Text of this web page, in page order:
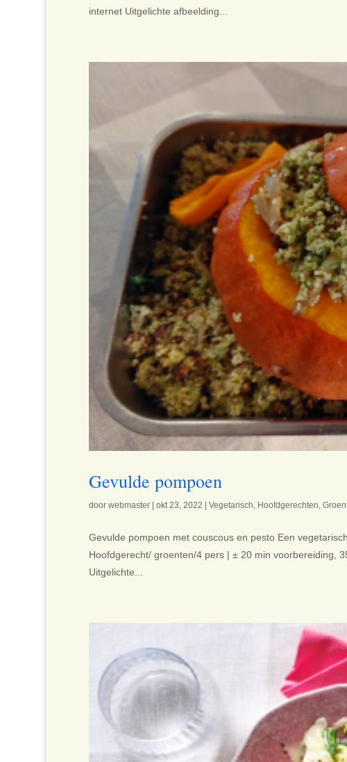
internet Uitgelichte afbeelding...
Gevulde pompoen
door webmaster| okt 23, 2022 Vegetarisch, Hoofdgerechten,
Gevulde pompoen met couscous en pesto Een
Hoofdgerecht/ groenten/4 pers | ± 20 min voorbereiding,
Uitgelichte...